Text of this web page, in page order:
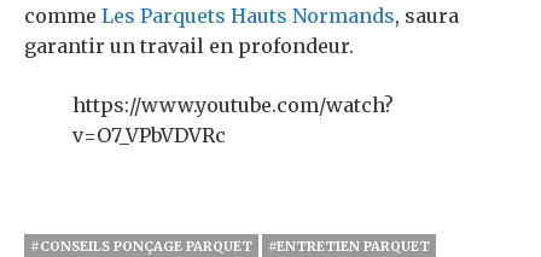
comme Les Parquets Hauts Normands, saura
garantir un travail en profondeur.
https://www.youtube.com/watch?
v=O7_VPbVDVRc
#CONSEILS PONÇAGE PARQUET
#ENTRETIEN PARQUET